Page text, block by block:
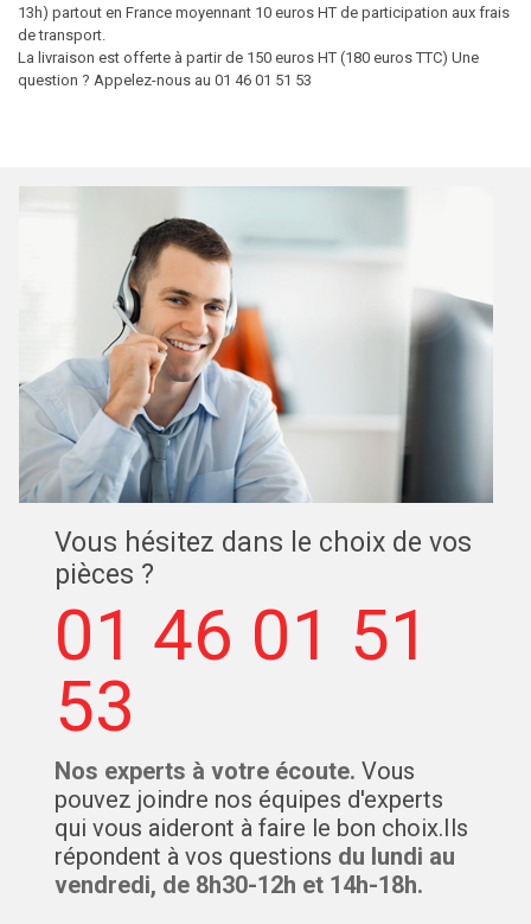
13h) partout en France moyennant 10 euros HT de participation aux frais
de transport.
La livraison est offerte à partir de 150 euros HT (180 euros TTC) Une
question ? Appelez-nous au 01 46 01 51 53
Vous hésitez dans le choix de vos
pièces ?
01 46 01 51
53
Nos experts à votre écoute. Vous
pouvez joindre nos équipes d'experts
qui vous aideront à faire le bon choix.Ils
répondent à vos questions du lundi au
vendredi, de 8h30-12h et 14h-18h.